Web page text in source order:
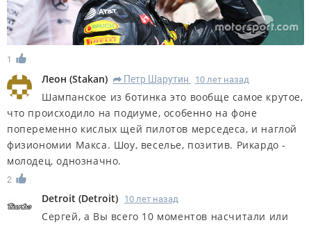
1
Леон (Stakan) R Петр Шарутин 10 лет назад
Шампанское из ботинка это вообще самое крутое,
что происходило на подиуме, особенно на фоне
попеременно кислых щей пилотов мерседеса, и наглой
физиономии Макса. Шоу, веселье, позитив. Рикардо -
молодец, однозначно.
2
Detroit (Detroit) 10 лет назад
Сергей, а Вы всего 10 моментов насчитали или